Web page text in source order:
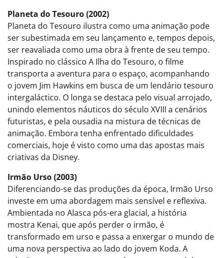
Planeta do Tesouro (2002)
Planeta do Tesouro ilustra como uma animação pode
ser subestimada em seu lançamento e, tempos depois,
ser reavaliada como uma obra à frente de seu tempo.
Inspirado no clássico A Ilha do Tesouro, o filme
transporta a aventura para o espaço, acompanhando
o jovem Jim Hawkins em busca de um lendário tesouro
intergaláctico. O longa se destaca pelo visual arrojado,
unindo elementos náuticos do século XVIII a cenários
futuristas, e pela ousadia na mistura de técnicas de
animação. Embora tenha enfrentado dificuldades
comerciais, hoje é visto como uma das apostas mais
criativas da Disney.
Irmão Urso (2003)
Diferenciando-se das produções da época, Irmão Urso
investe em uma abordagem mais sensível e reflexiva.
Ambientada no Alasca pós-era glacial, a história
mostra Kenai, que após perder o irmão, é
transformado em urso e passa a enxergar o mundo de
uma nova perspectiva ao lado do jovem Koda. A